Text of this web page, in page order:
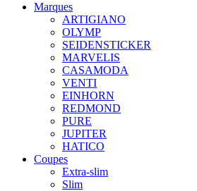
Marques
ARTIGIANO
OLYMP
SEIDENSTICKER
MARVELIS
CASAMODA
VENTI
EINHORN
REDMOND
PURE
JUPITER
HATICO
Coupes
Extra-slim
Slim